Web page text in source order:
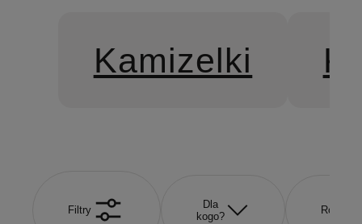
Kamizelki
Filtry
Dla
kogo?
Rozmiar